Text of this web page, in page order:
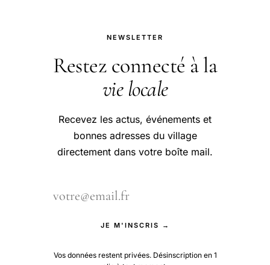
NEWSLETTER
Restez connecté à la
vie locale
Recevez les actus, événements et
bonnes adresses du village
directement dans votre boîte mail.
JE M'INSCRIS →
Vos données restent privées. Désinscription en 1